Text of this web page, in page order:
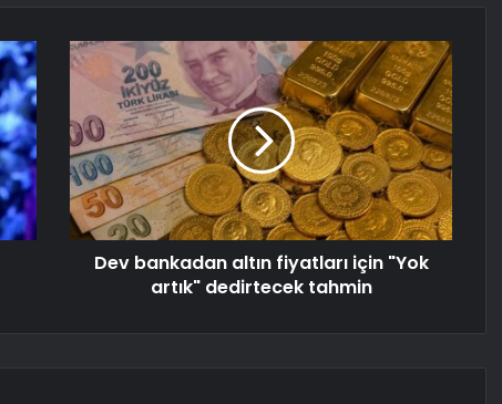
Dev bankadan altın fiyatları için "Yok
artık" dedirtecek tahmin